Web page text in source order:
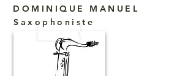
DOMINIQUE MANUEL
Saxophoniste